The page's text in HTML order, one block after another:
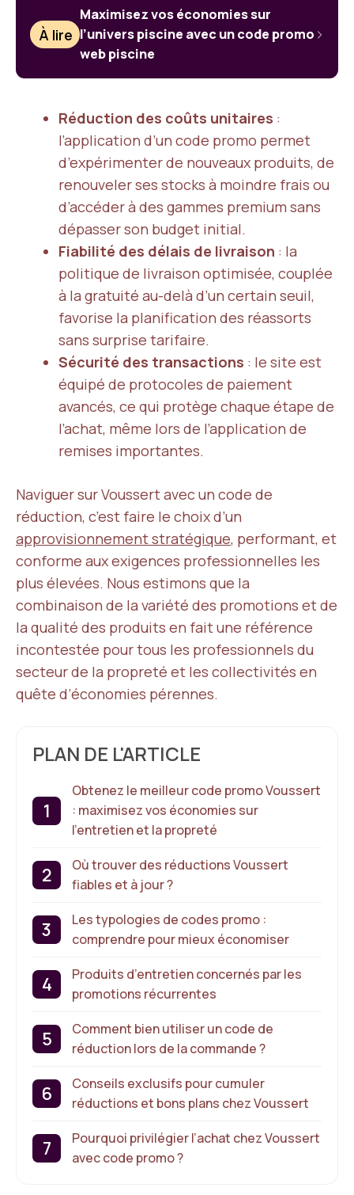
À lire
Maximisez vos économies sur
l’univers piscine avec un code promo
web piscine
Réduction des coûts unitaires :
l’application d’un code promo permet
d’expérimenter de nouveaux produits, de
renouveler ses stocks à moindre frais ou
d’accéder à des gammes premium sans
dépasser son budget initial.
Fiabilité des délais de livraison : la
politique de livraison optimisée, couplée
à la gratuité au-delà d’un certain seuil,
favorise la planification des réassorts
sans surprise tarifaire.
Sécurité des transactions : le site est
équipé de protocoles de paiement
avancés, ce qui protège chaque étape de
l’achat, même lors de l’application de
remises importantes.
Naviguer sur Voussert avec un code de
réduction, c’est faire le choix d’un
approvisionnement stratégique, performant, et
conforme aux exigences professionnelles les
plus élevées. Nous estimons que la
combinaison de la variété des promotions et de
la qualité des produits en fait une référence
incontestée pour tous les professionnels du
secteur de la propreté et les collectivités en
quête d’économies pérennes.
PLAN DE L'ARTICLE
Obtenez le meilleur code promo Voussert
: maximisez vos économies sur
l’entretien et la propreté
Où trouver des réductions Voussert
fiables et à jour ?
Les typologies de codes promo :
comprendre pour mieux économiser
Produits d’entretien concernés par les
promotions récurrentes
Comment bien utiliser un code de
réduction lors de la commande ?
Conseils exclusifs pour cumuler
réductions et bons plans chez Voussert
Pourquoi privilégier l’achat chez Voussert
avec code promo ?